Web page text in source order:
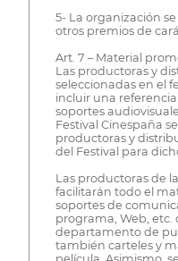
5- La organización
otros premios de
Art. 7 – Material
Las productoras y
seleccionadas en el
incluir una
soportes
Festival Cinespaña
productoras y
del Festival para
Las productoras de
facilitarán todo el
soportes de
programa, Web, etc.
departamento de
también carteles y